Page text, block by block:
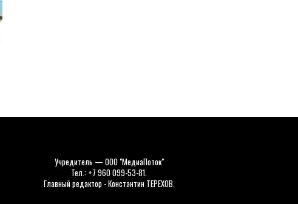
Учредитель — ООО "МедиаПоток"
Тел.: +7 960 099-53-81.
Главный редактор - Константин ТЕРЕХОВ.